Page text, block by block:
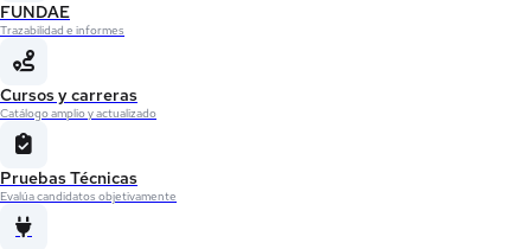
FUNDAE
Trazabilidad e informes
Cursos y carreras
Catálogo amplio y actualizado
Pruebas Técnicas
Evalúa candidatos objetivamente